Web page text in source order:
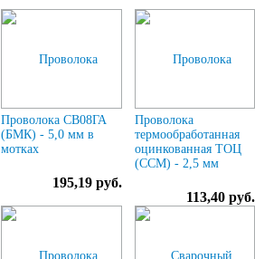
Проволока СВ08ГА
(БМК) - 5,0 мм в
мотках
195,19 руб.
Проволока
термообработанная
оцинкованная ТОЦ
(ССМ) - 2,5 мм
113,40 руб.